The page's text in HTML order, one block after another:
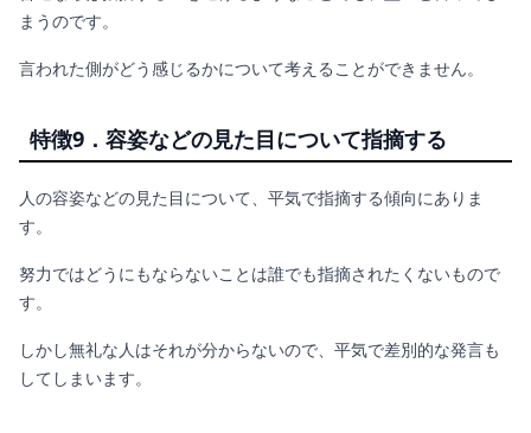
まうのです。
言われた側がどう感じるかについて考えることができません。
特徴9．容姿などの見た目について指摘する
人の容姿などの見た目について、平気で指摘する傾向にありま
す。
努力ではどうにもならないことは誰でも指摘されたくないもので
す。
しかし無礼な人はそれが分からないので、平気で差別的な発言も
してしまいます。